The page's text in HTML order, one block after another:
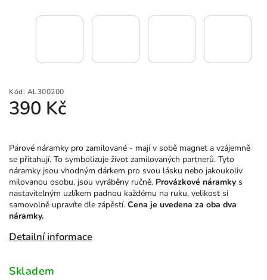
Kód: AL300200
390 Kč
Párové náramky pro zamilované - mají v sobě magnet a vzájemně
se přitahují. To symbolizuje život zamilovaných partnerů. Tyto
náramky jsou vhodným dárkem pro svou lásku nebo jakoukoliv
milovanou osobu. jsou vyráběny ručně. Provázkové náramky s
nastavitelným uzlíkem padnou každému na ruku, velikost si
samovolně upravíte dle zápěstí. Cena je uvedena za oba dva
náramky.
Detailní informace
Skladem